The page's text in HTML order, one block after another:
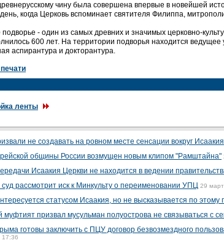
чину была совершена впервые в новейшей
когда Церковь вспоминает святителя Филиппа,
подворье - один из самых древних и значимых церковно-
600 лет. На территории подворья находится ведущее
аспирантура и докторантура.
ленты
не создавать на ровном месте сенсации вокруг Исаакия
общины России возмущен новым клипом "Рамштайна"
Исаакия Церкви не находится в ведении
суд рассмотрит иск к Минкульту о переименовании УПЦ 29
статусом Исаакия, но не высказывается по этому
муфтият призвал мусульман полуострова не связываться с
готовы заключить с ПЦУ договор безвозмездного
17:36